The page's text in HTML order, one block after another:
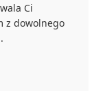
Ci
z dowolnego